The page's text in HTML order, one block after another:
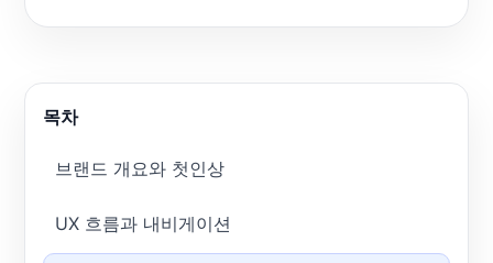
목차
브랜드 개요와 첫인상
UX 흐름과 내비게이션